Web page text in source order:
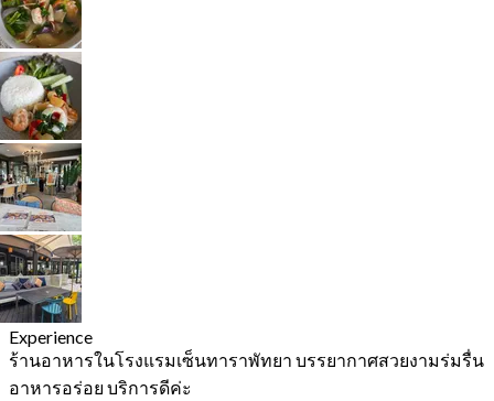
Experience
ร้านอาหารในโรงแรมเซ็นทาราพัทยา บรรยากาศสวยงามร่มรื่น
อาหารอร่อย บริการดีค่ะ